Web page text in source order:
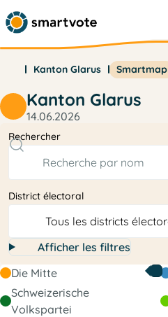
Kanton Glarus Smartmap
Kanton Glarus
14.06.2026
Rechercher
District électoral
Afficher les filtres
Die Mitte
Schweizerische
Volkspartei